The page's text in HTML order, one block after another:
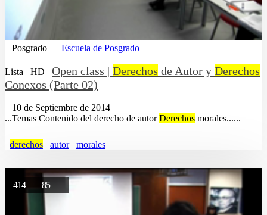
Posgrado Escuela de Posgrado
Lista HD Open class | Derechos de Autor y Derechos
Conexos (Parte 02)
10 de Septiembre de 2014
...Temas Contenido del derecho de autorDerechos morales......
derechos autor morales
414 85